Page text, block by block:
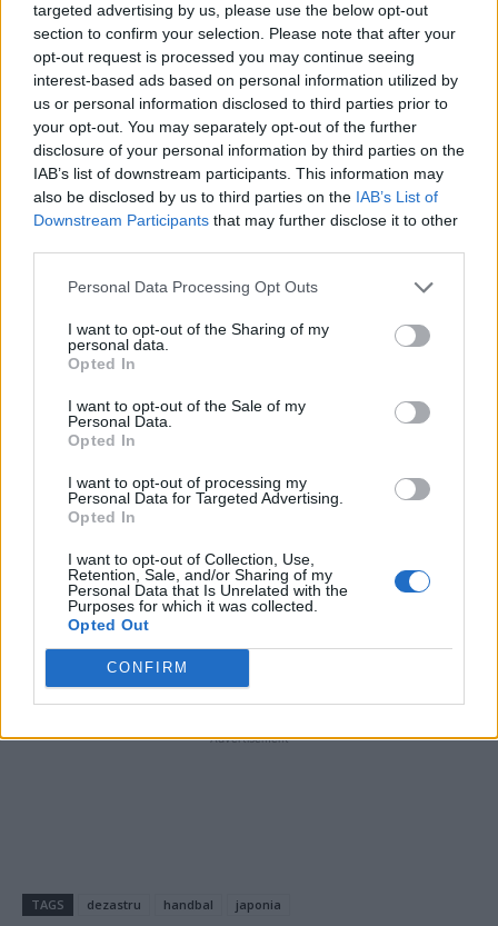
targeted advertising by us, please use the below opt-out
section to confirm your selection. Please note that after your
opt-out request is processed you may continue seeing
interest-based ads based on personal information utilized by
us or personal information disclosed to third parties prior to
your opt-out. You may separately opt-out of the further
disclosure of your personal information by third parties on the
IAB’s list of downstream participants. This information may
also be disclosed by us to third parties on the IAB’s List of
Downstream Participants that may further disclose it to other
Personal Data Processing Opt Outs
I want to opt-out of the Sharing of my
personal data.
Opted In
I want to opt-out of the Sale of my
Personal Data.
Opted In
I want to opt-out of processing my
Personal Data for Targeted Advertising.
Opted In
I want to opt-out of Collection, Use,
Retention, Sale, and/or Sharing of my
Personal Data that Is Unrelated with the
Purposes for which it was collected.
Opted Out
CONFIRM
total, mai sperăm
*Prăbușirea unui brand național: gimnastica
feminină. Locul 22 din 24 la Mondiale!
„Întreaga societate românească e vinovată”,
spune antrenorul Forminte
*„Simona, uită-te la
mine! În ultimele trei
ghemuri ai fost făcută
de rușine”. Nici așa n-
a reușit Darren Cahill
s-o „trezească” pe
Simona Halep
VIDEO. Dacă doriți să revedeți un meci istoric:
Simona Halep – Serena Williams 6-2, 6-2. Îți
vine să sari în sus de bucurie și la reluare!
- Advertisement -
TAGS dezastru handbal japonia